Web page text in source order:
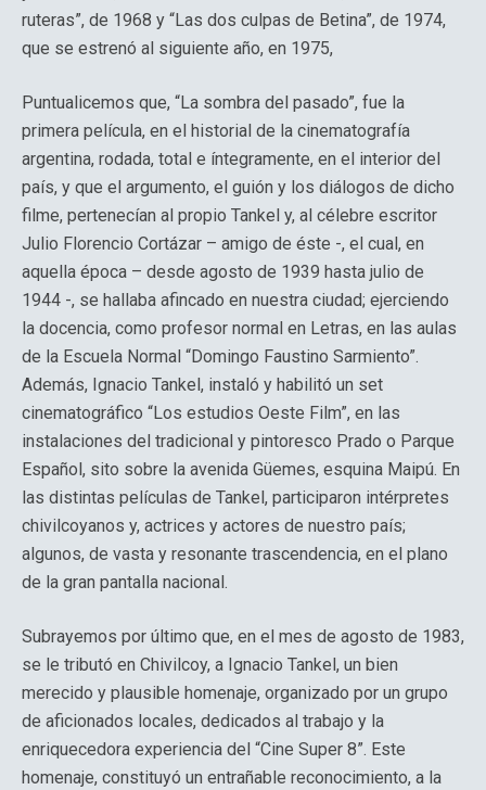
ruteras”, de 1968 y “Las dos culpas de Betina”, de 1974,
que se estrenó al siguiente año, en 1975,
Puntualicemos que, “La sombra del pasado”, fue la
primera película, en el historial de la cinematografía
argentina, rodada, total e íntegramente, en el interior del
país, y que el argumento, el guión y los diálogos de dicho
filme, pertenecían al propio Tankel y, al célebre escritor
Julio Florencio Cortázar – amigo de éste -, el cual, en
aquella época – desde agosto de 1939 hasta julio de
1944 -, se hallaba afincado en nuestra ciudad; ejerciendo
la docencia, como profesor normal en Letras, en las aulas
de la Escuela Normal “Domingo Faustino Sarmiento”.
Además, Ignacio Tankel, instaló y habilitó un set
cinematográfico “Los estudios Oeste Film”, en las
instalaciones del tradicional y pintoresco Prado o Parque
Español, sito sobre la avenida Güemes, esquina Maipú. En
las distintas películas de Tankel, participaron intérpretes
chivilcoyanos y, actrices y actores de nuestro país;
algunos, de vasta y resonante trascendencia, en el plano
de la gran pantalla nacional.
Subrayemos por último que, en el mes de agosto de 1983,
se le tributó en Chivilcoy, a Ignacio Tankel, un bien
merecido y plausible homenaje, organizado por un grupo
de aficionados locales, dedicados al trabajo y la
enriquecedora experiencia del “Cine Super 8”. Este
homenaje, constituyó un entrañable reconocimiento, a la